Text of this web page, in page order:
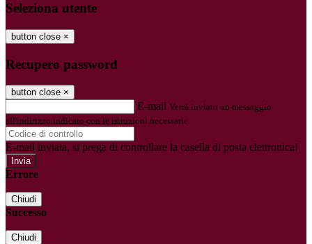
Seleziona utente
button close ×
Recupero password
button close ×
E-mail Verrà inviato un messaggio
all'indirizzo indicato con le istruzioni necessarie.
E-mail inviata, si prega di controllare la casella di posta elettronica!
Errore
Chiudi
Successo
Chiudi